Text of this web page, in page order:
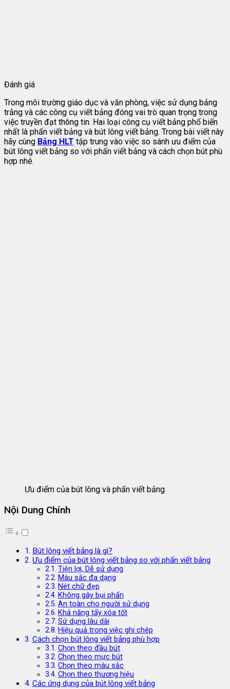
Đánh giá
Trong môi trường giáo dục và văn phòng, việc sử dụng bảng
trắng và các công cụ viết bảng đóng vai trò quan trọng trong
việc truyền đạt thông tin. Hai loại công cụ viết bảng phổ biến
nhất là phấn viết bảng và bút lông viết bảng. Trong bài viết này
hãy cùng Bảng HLT tập trung vào việc so sánh ưu điểm của
bút lông viết bảng so với phấn viết bảng và cách chọn bút phù
hợp nhé.
Ưu điểm của bút lông và phấn viết bảng
Nội Dung Chính
Bút lông viết bảng là gì?
Ưu điểm của bút lông viết bảng so với phấn viết bảng
Tiện lợi, Dễ sử dụng
Màu sắc đa dạng
Nét chữ đẹp
Không gây bụi phấn
An toàn cho người sử dụng
Khả năng tẩy xóa tốt
Sử dụng lâu dài
Hiệu quả trong việc ghi chép
Cách chọn bút lông viết bảng phù hợp
Chọn theo đầu bút
Chọn theo mực bút
Chọn theo màu sắc
Chọn theo thương hiệu
Các ứng dụng của bút lông viết bảng